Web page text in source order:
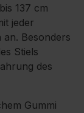
137 cm
jeder
Besonders
Stiels
des
Gummi